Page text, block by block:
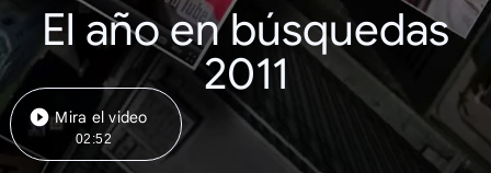
El año en búsquedas
2011
Mira el video
02:52